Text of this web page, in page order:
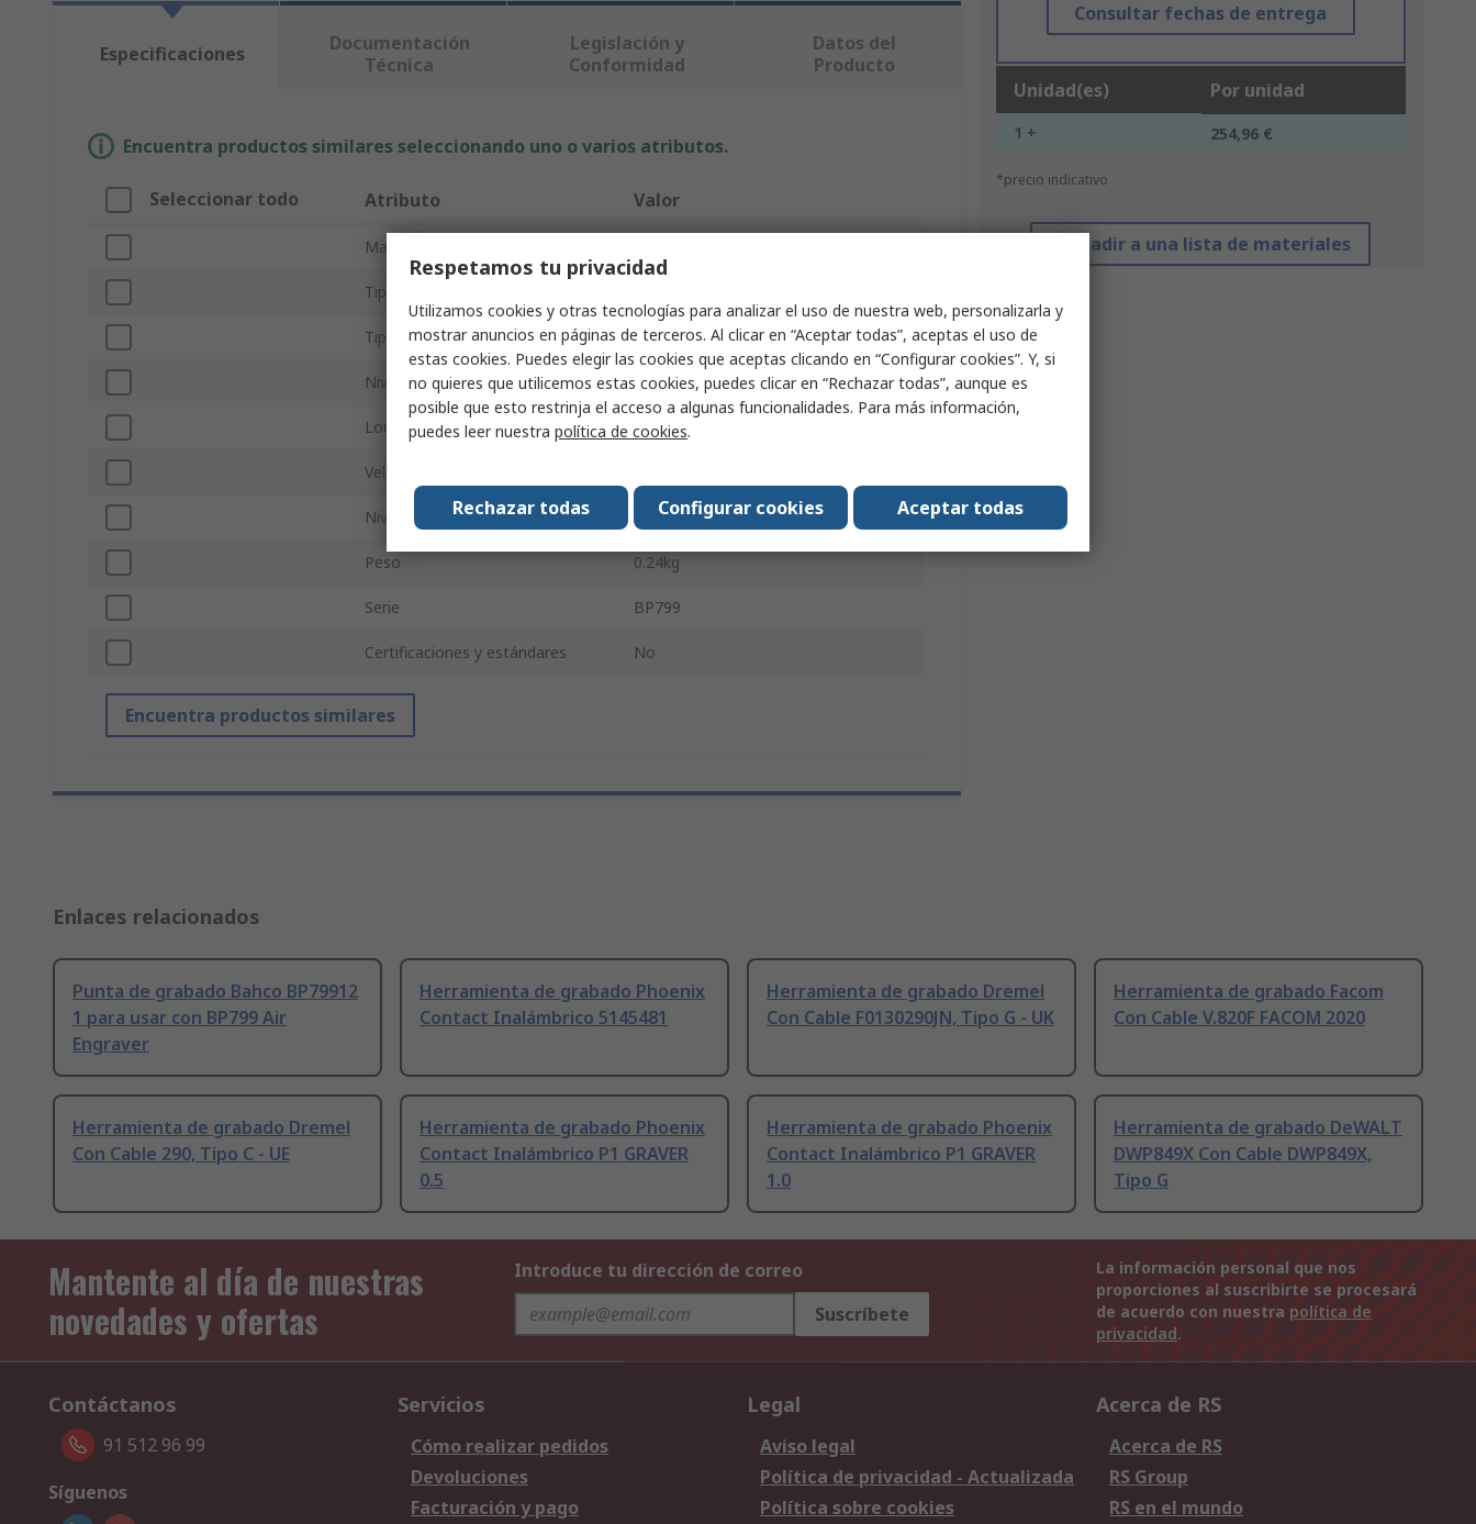
Consultar fechas de entrega
Unidad(es) Por unidad
1 + 254,96 €
*precio indicativo
Añadir a una lista de materiales
Especificaciones
Documentación
Técnica
Legislación y
Conformidad
Datos del
Producto
Encuentra productos similares seleccionando uno o varios atributos.
Seleccionar todo Atributo Valor
Marca
Tipo de producto
Tipo de multiherramienta Herramienta de grabado
Nivel de vibración 2m/s²
Longitud total 140mm
Velocidad
Nivel de ruido 78dBA
Peso 0.24kg
Serie BP799
Certificaciones y estándares No
Encuentra productos similares
Enlaces relacionados
Punta de grabado Bahco BP79912
1 para usar con BP799 Air
Engraver
Herramienta de grabado Phoenix
Contact Inalámbrico 5145481
Herramienta de grabado Dremel
Con Cable F0130290JN, Tipo G - UK
Herramienta de grabado Facom
Con Cable V.820F FACOM 2020
Herramienta de grabado Dremel
Con Cable 290, Tipo C - UE
Herramienta de grabado Phoenix
Contact Inalámbrico P1 GRAVER
0.5
Herramienta de grabado Phoenix
Contact Inalámbrico P1 GRAVER
1.0
Herramienta de grabado DeWALT
DWP849X Con Cable DWP849X,
Tipo G
Mantente al día de nuestras
novedades y ofertas
Introduce tu dirección de correo
Suscríbete
La información personal que nos
proporciones al suscribirte se procesará
de acuerdo con nuestra política de
privacidad.
Contáctanos
91 512 96 99
Síguenos
Servicios
Cómo realizar pedidos
Devoluciones
Facturación y pago
Legal
Aviso legal
Política de privacidad - Actualizada
Política sobre cookies
Acerca de RS
Acerca de RS
RS Group
RS en el mundo
Respetamos tu privacidad
Utilizamos cookies y otras tecnologías para analizar el uso de nuestra web, personalizarla y
mostrar anuncios en páginas de terceros. Al clicar en “Aceptar todas”, aceptas el uso de
estas cookies. Puedes elegir las cookies que aceptas clicando en “Configurar cookies”. Y, si
no quieres que utilicemos estas cookies, puedes clicar en “Rechazar todas”, aunque es
posible que esto restrinja el acceso a algunas funcionalidades. Para más información,
puedes leer nuestra política de cookies.
Aceptar todas
Configurar cookies
Rechazar todas